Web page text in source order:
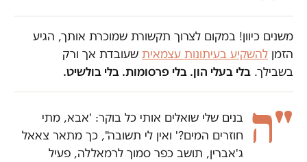
משנים כיוון! במקום לצרוך תקשורת שמוכרת אותך, הגיע
הזמן להשקיע בעיתונות עצמאית שעובדת אך ורק
בשבילך. בלי בעלי הון. בלי פרסומות. בלי בולשיט.
"ה בנים שלי שואלים אותי כל בוקר: 'אבא, מתי
חוזרים המים?' ואין לי תשובה", כך מתאר צאאל
ג'אברין, תושב כפר סמוך לרמאללה, פעיל